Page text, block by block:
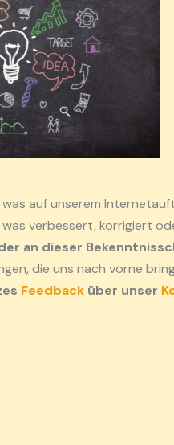
was auf unserem
verbessert, korrigiert
an dieser
die uns nach vorne
Feedbacküber unser